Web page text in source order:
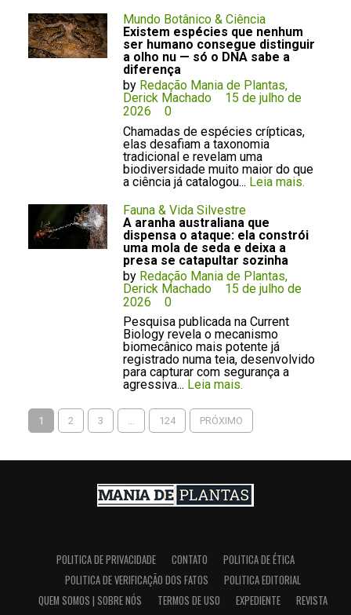
Mundo Botânico & Ciência
Existem espécies que nenhum
ser humano consegue distinguir
a olho nu — só o DNA sabe a
diferença
by Redação Mania de Plantas,
Derick Machado
15 de julho de
2026
0
Chamadas de espécies crípticas,
elas desafiam a taxonomia
tradicional e revelam uma
biodiversidade muito maior do que
a ciência já catalogou... Leia mais.
Fauna & Vida Silvestre
A aranha australiana que
dispensa o ataque: ela constrói
uma mola de seda e deixa a
presa se catapultar sozinha
by Redação Mania de Plantas,
Derick Machado
15 de julho de
2026
0
Pesquisa publicada na Current
Biology revela o mecanismo
biomecânico mais potente já
registrado numa teia, desenvolvido
para capturar com segurança a
agressiva... Leia mais.
PAGINAÇÃO
DE
POSTS
1 2 3 … 124 PRÓXIMO
POLITICA DE PRIVACIDADE CONTATO
POLITICA DE ÉTICA
POLITICA DE VERIFICAÇÃO DOS FATOS
POLITICA EDITORIAL
QUEM SOMOS | SOBRE NÓS
TERMOS DE USO EXPEDIENTE
REVISTA